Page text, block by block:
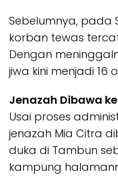
Sebelumnya, pada
korban tewas
Dengan
jiwa kini menjadi 16
Jenazah Dibawa
Usai proses
jenazah Mia Citra
duka di Tambun
kampung